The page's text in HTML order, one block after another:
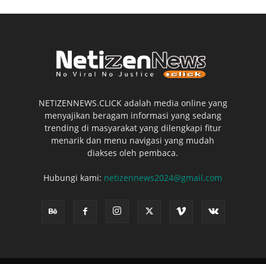
NETIZENNEWS.CLICK adalah media online yang
menyajikan beragam informasi yang sedang
trending di masyarakat yang dilengkapi fitur
menarik dan menu navigasi yang mudah
diakses oleh pembaca.
Hubungi kami: netizennews2024@gmail.com